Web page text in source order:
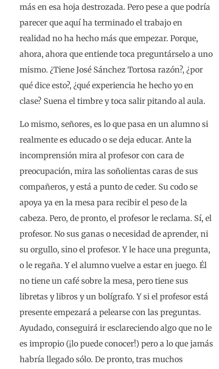
más en esa hoja destrozada. Pero pese a que podría
parecer que aquí ha terminado el trabajo en
realidad no ha hecho más que empezar. Porque,
ahora, ahora que entiende toca preguntárselo a uno
mismo. ¿Tiene José Sánchez Tortosa razón?, ¿por
qué dice esto?, ¿qué experiencia he hecho yo en
clase? Suena el timbre y toca salir pitando al aula.
Lo mismo, señores, es lo que pasa en un alumno si
realmente es educado o se deja educar. Ante la
incomprensión mira al profesor con cara de
preocupación, mira las soñolientas caras de sus
compañeros, y está a punto de ceder. Su codo se
apoya ya en la mesa para recibir el peso de la
cabeza. Pero, de pronto, el profesor le reclama. Sí, el
profesor. No sus ganas o necesidad de aprender, ni
su orgullo, sino el profesor. Y le hace una pregunta,
o le regaña. Y el alumno vuelve a estar en juego. Él
no tiene un café sobre la mesa, pero tiene sus
libretas y libros y un bolígrafo. Y si el profesor está
presente empezará a pelearse con las preguntas.
Ayudado, conseguirá ir esclareciendo algo que no le
es impropio (¡lo puede conocer!) pero a lo que jamás
habría llegado sólo. De pronto, tras muchos